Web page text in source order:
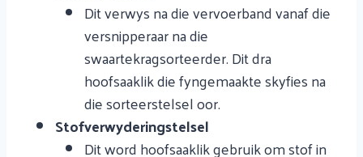
Dit verwys na die vervoerband vanaf die
versnipperaar na die
swaartekragsorteerder. Dit dra
hoofsaaklik die fyngemaakte skyfies na
die sorteerstelsel oor.
Stofverwyderingstelsel
Dit word hoofsaaklik gebruik om stof in